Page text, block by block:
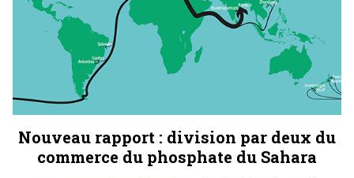
Nouveau rapport : division par deux du
commerce du phosphate du Sahara